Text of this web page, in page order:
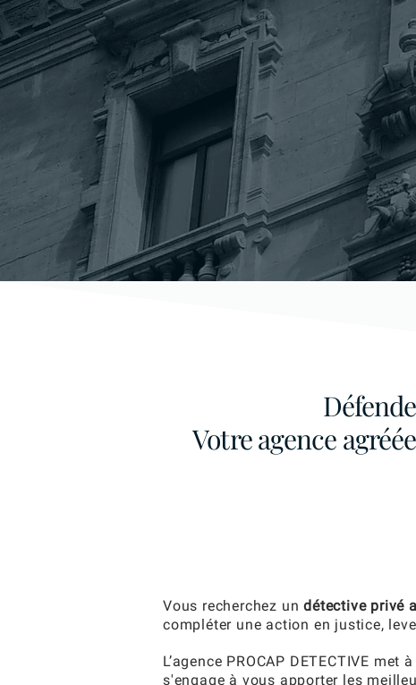
Votre agence
Vous recherchez undétective privé
compléter une action en justice,
L’agence PROCAP DETECTIVE
s'engage à vous apporter les